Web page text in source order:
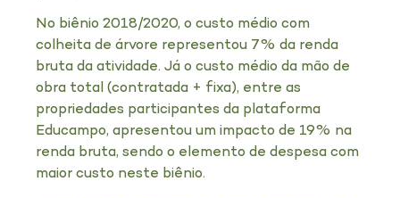
No biênio 2018/2020, o custo médio com
colheita de árvore representou 7% da renda
bruta da atividade. Já o custo médio da mão de
obra total (contratada + fixa), entre as
propriedades participantes da plataforma
Educampo, apresentou um impacto de 19% na
renda bruta, sendo o elemento de despesa com
maior custo neste biênio.